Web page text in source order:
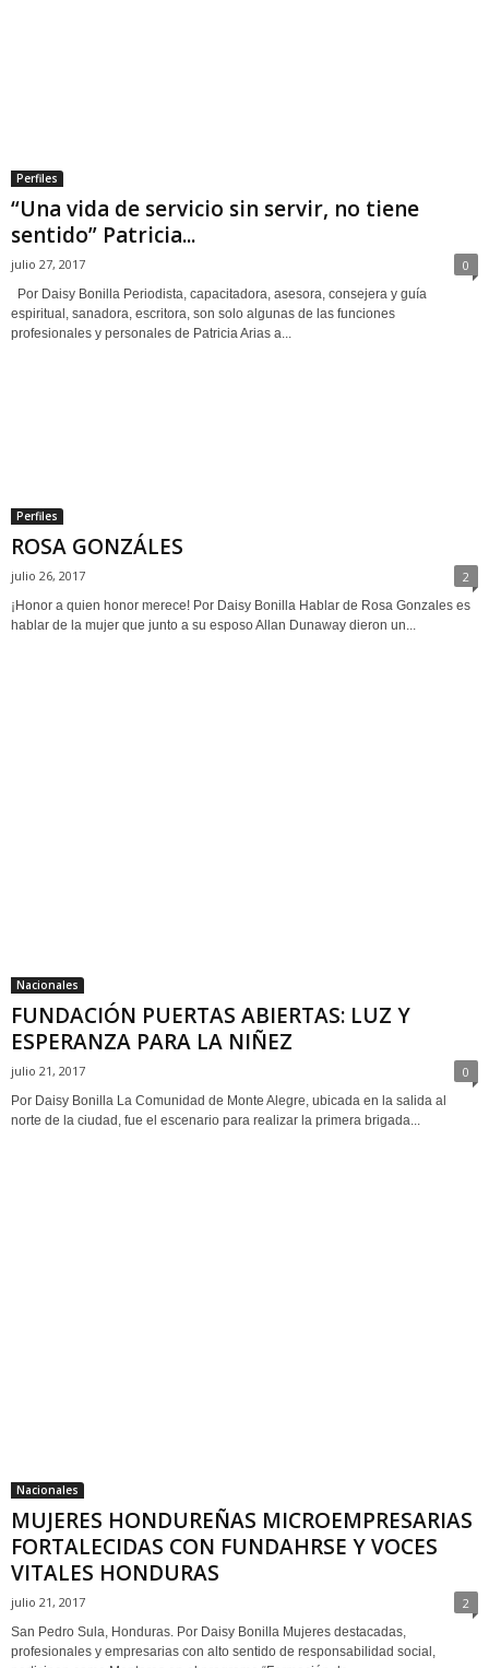
Perfiles
“Una vida de servicio sin servir, no tiene
sentido” Patricia...
julio 27, 2017 0
Por Daisy Bonilla Periodista, capacitadora, asesora, consejera y guía
espiritual, sanadora, escritora, son solo algunas de las funciones
profesionales y personales de Patricia Arias a...
Perfiles
ROSA GONZÁLES
julio 26, 2017 2
¡Honor a quien honor merece! Por Daisy Bonilla Hablar de Rosa Gonzales es
hablar de la mujer que junto a su esposo Allan Dunaway dieron un...
Nacionales
FUNDACIÓN PUERTAS ABIERTAS: LUZ Y
ESPERANZA PARA LA NIÑEZ
julio 21, 2017 0
Por Daisy Bonilla La Comunidad de Monte Alegre, ubicada en la salida al
norte de la ciudad, fue el escenario para realizar la primera brigada...
Nacionales
MUJERES HONDUREÑAS MICROEMPRESARIAS
FORTALECIDAS CON FUNDAHRSE Y VOCES
VITALES HONDURAS
julio 21, 2017 2
San Pedro Sula, Honduras. Por Daisy Bonilla Mujeres destacadas,
profesionales y empresarias con alto sentido de responsabilidad social,